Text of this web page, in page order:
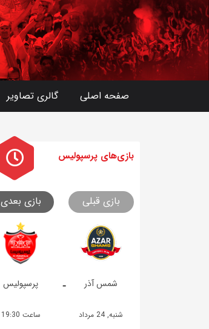
صفحه اصلی گالری تصاویر
بازی های پرسپولیس
بازی قبلی بازی بعدی
- شمس آذر پرسپولیس
شنبه, 24 مرداد ساعت 19:30